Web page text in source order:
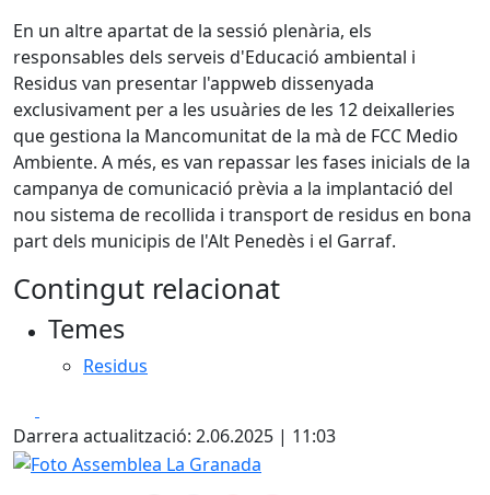
En un altre apartat de la sessió plenària, els
responsables dels serveis d'Educació ambiental i
Residus van presentar l'appweb dissenyada
exclusivament per a les usuàries de les 12 deixalleries
que gestiona la Mancomunitat de la mà de FCC Medio
Ambiente. A més, es van repassar les fases inicials de la
campanya de comunicació prèvia a la implantació del
nou sistema de recollida i transport de residus en bona
part dels municipis de l'Alt Penedès i el Garraf.
Contingut relacionat
Temes
Residus
Darrera actualització: 2.06.2025 | 11:03
Foto Assemblea La Granada